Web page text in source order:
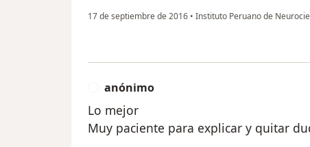
17 de septiembre de 2016 • Instituto Peruano de
anónimo
Lo mejor
Muy paciente para explicar y quitar